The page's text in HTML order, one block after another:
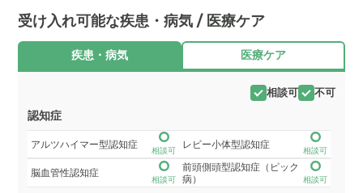
受け入れ可能な疾患・病気 / 医療ケア
疾患・病気 医療ケア
相談可 不可
認知症
アルツハイマー型認知症
相談可
レビー小体型認知症
相談可
脳血管性認知症
相談可
前頭側頭型認知症（ピック
病）
相談可